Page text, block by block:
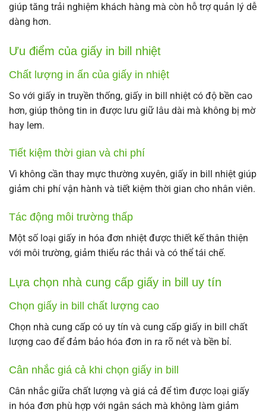
giúp tăng trải nghiệm khách hàng mà còn hỗ trợ quản lý dễ
dàng hơn.
Ưu điểm của giấy in bill nhiệt
Chất lượng in ấn của giấy in nhiệt
So với giấy in truyền thống, giấy in bill nhiệt có độ bền cao
hơn, giúp thông tin in được lưu giữ lâu dài mà không bị mờ
hay lem.
Tiết kiệm thời gian và chi phí
Vì không cần thay mực thường xuyên, giấy in bill nhiệt giúp
giảm chi phí vận hành và tiết kiệm thời gian cho nhân viên.
Tác động môi trường thấp
Một số loại giấy in hóa đơn nhiệt được thiết kế thân thiện
với môi trường, giảm thiểu rác thải và có thể tái chế.
Lựa chọn nhà cung cấp giấy in bill uy tín
Chọn giấy in bill chất lượng cao
Chọn nhà cung cấp có uy tín và cung cấp giấy in bill chất
lượng cao để đảm bảo hóa đơn in ra rõ nét và bền bỉ.
Cân nhắc giá cả khi chọn giấy in bill
Cân nhắc giữa chất lượng và giá cả để tìm được loại giấy
in hóa đơn phù hợp với ngân sách mà không làm giảm